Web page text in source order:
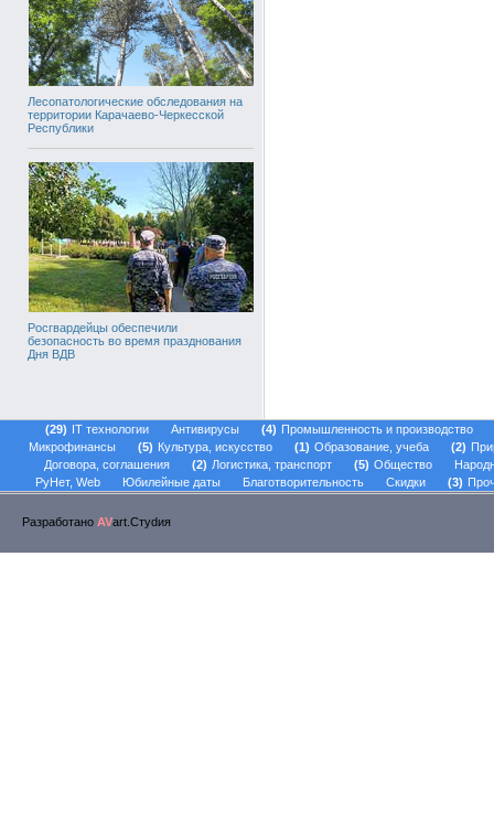
Лесопатологические обследования на
территории Карачаево-Черкесской
Республики
Росгвардейцы обеспечили
безопасность во время празднования
Дня ВДВ
29 IT технологии Антивирусы 4
Промышленность и производство
Микрофинансы
5 Культура, искусство 1 Образование, учеба 2
Договора, соглашения
2 Логистика, транспорт 5 Общество
РуНет, Web
Юбилейные даты Благотворительность Скидки 3
Разработано AVart.Стуdия